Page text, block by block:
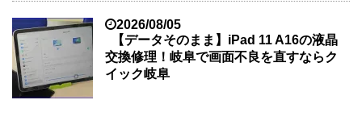
2026/08/05
【データそのまま】iPad 11 A16の液晶
交換修理！岐阜で画面不良を直すならク
イック岐阜